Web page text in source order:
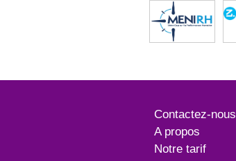
Contactez-nous
A propos
Notre tarif